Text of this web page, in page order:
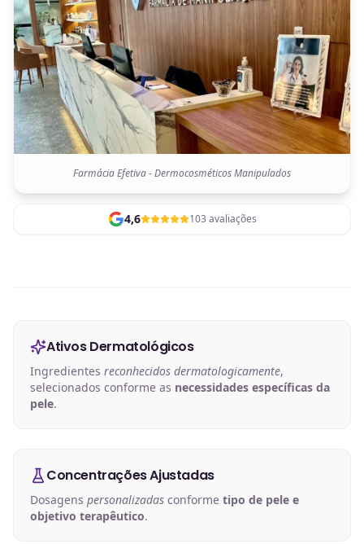
Farmácia Efetiva - Dermocosméticos Manipulados
4,6 103 avaliações
Ativos Dermatológicos
Ingredientes reconhecidos dermatologicamente,
selecionados conforme as necessidades específicas da
pele.
Concentrações Ajustadas
Dosagens personalizadas conforme tipo de pele e
objetivo terapêutico.